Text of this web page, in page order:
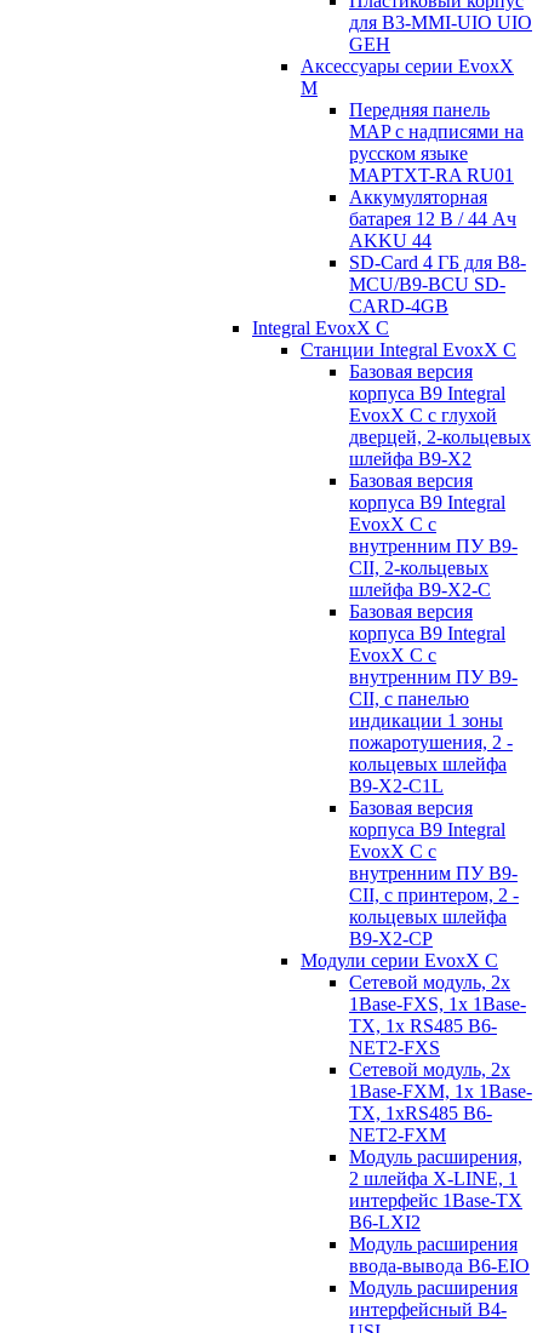
для B3-MMI-UIO UIO
GEH
Аксессуары серии EvoxX
M
Передняя панель
MAP с надписями на
русском языке
MAPTXT-RA RU01
Аккумуляторная
батарея 12 В / 44 Aч
AKKU 44
SD-Card 4 ГБ для B8-
MCU/B9-BCU SD-
CARD-4GB
Integral EvoxX C
Станции Integral EvoxX C
Базовая версия
корпуса B9 Integral
EvoxX C с глухой
дверцей, 2-кольцевых
шлейфа B9-X2
Базовая версия
корпуса B9 Integral
EvoxX C с
внутренним ПУ B9-
CII, 2-кольцевых
шлейфа B9-X2-C
Базовая версия
корпуса B9 Integral
EvoxX C с
внутренним ПУ B9-
CII, с панелью
индикации 1 зоны
пожаротушения, 2 -
кольцевых шлейфа
B9-X2-C1L
Базовая версия
корпуса B9 Integral
EvoxX C с
внутренним ПУ B9-
CII, с принтером, 2 -
кольцевых шлейфа
B9-X2-CP
Модули серии EvoxX C
Сетевой модуль, 2x
1Base-FXS, 1x 1Base-
TX, 1x RS485 B6-
NET2-FXS
Сетевой модуль, 2x
1Base-FXM, 1x 1Base-
TX, 1xRS485 B6-
NET2-FXM
Модуль расширения,
2 шлейфа X-LINE, 1
интерфейс 1Base-TX
B6-LXI2
Модуль расширения
ввода-вывода B6-EIO
Модуль расширения
интерфейсный B4-